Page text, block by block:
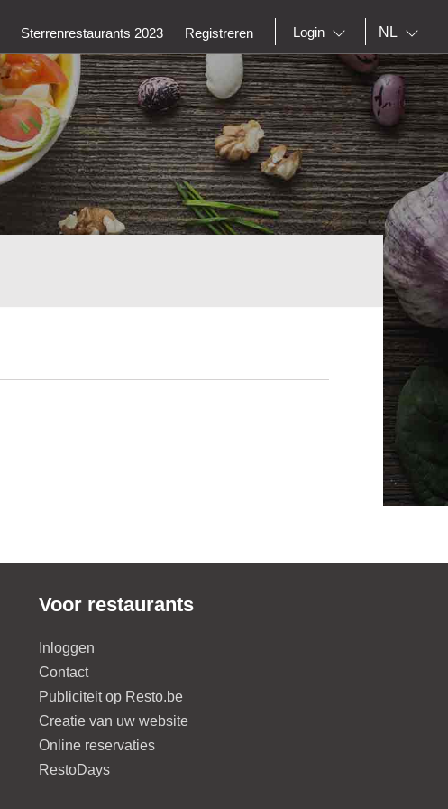
Sterrenrestaurants 2023 Registreren Login NL
Voor restaurants
Inloggen
Contact
Publiciteit op Resto.be
Creatie van uw website
Online reservaties
RestoDays